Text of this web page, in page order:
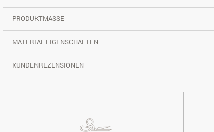
PRODUKTMASSE
MATERIAL EIGENSCHAFTEN
KUNDENREZENSIONEN